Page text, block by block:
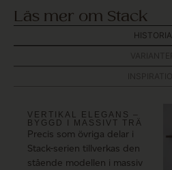
Läs mer om Stack
HISTORIA
VERTIKAL ELEGANS –
BYGGD I MASSIVT TRÄ
Precis som övriga delar i
Stack-serien tillverkas den
stående modellen i massiv